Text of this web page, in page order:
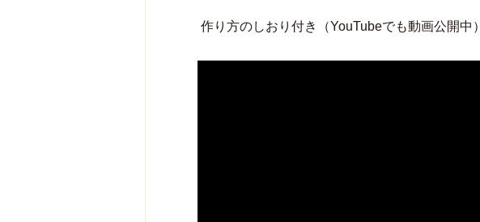
作り方のしおり付き（YouTubeでも動画公開中）